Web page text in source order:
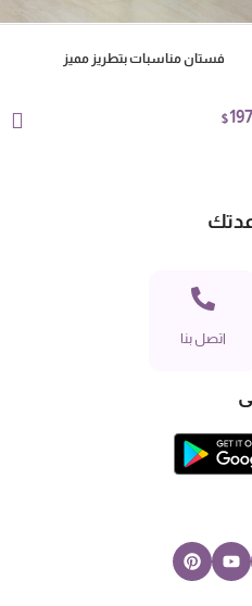
فستان مناسبات بتطريز مميز
$
اتصل بنا